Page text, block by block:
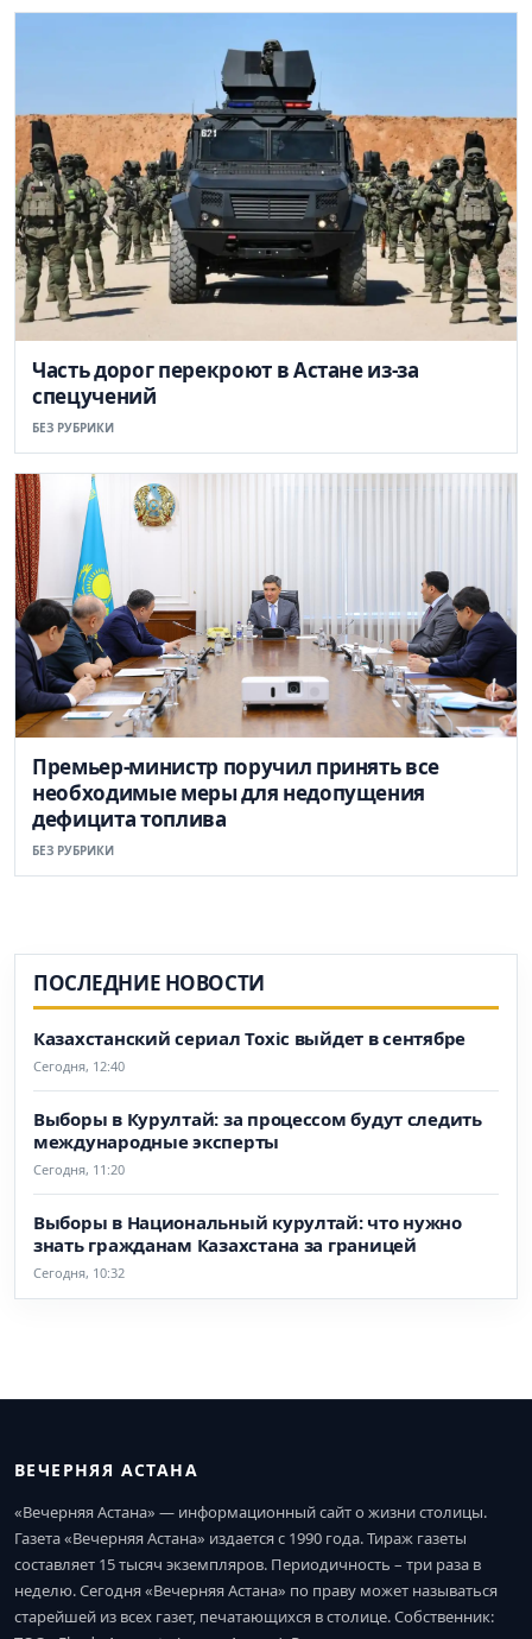
Часть дорог перекроют в Астане из-за
спецучений
БЕЗ РУБРИКИ
Премьер-министр поручил принять все
необходимые меры для недопущения
дефицита топлива
БЕЗ РУБРИКИ
ПОСЛЕДНИЕ НОВОСТИ
Казахстанский сериал Toxic выйдет в сентябре
Сегодня, 12:40
Выборы в Курултай: за процессом будут следить
международные эксперты
Сегодня, 11:20
Выборы в Национальный курултай: что нужно
знать гражданам Казахстана за границей
Сегодня, 10:32
ВЕЧЕРНЯЯ АСТАНА
«Вечерняя Астана» — информационный сайт о жизни столицы.
Газета «Вечерняя Астана» издается с 1990 года. Тираж газеты
составляет 15 тысяч экземпляров. Периодичность – три раза в
неделю. Сегодня «Вечерняя Астана» по праву может называться
старейшей из всех газет, печатающихся в столице. Собственник: